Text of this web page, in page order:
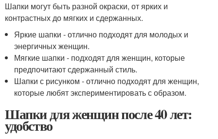
Шапки могут быть разной окраски, от ярких и
контрастных до мягких и сдержанных.
Яркие шапки - отлично подходят для молодых и
энергичных женщин.
Мягкие шапки - подходят для женщин, которые
предпочитают сдержанный стиль.
Шапки с рисунком - отлично подходят для женщин,
которые любят экспериментировать с образом.
Шапки для женщин после 40 лет:
удобство